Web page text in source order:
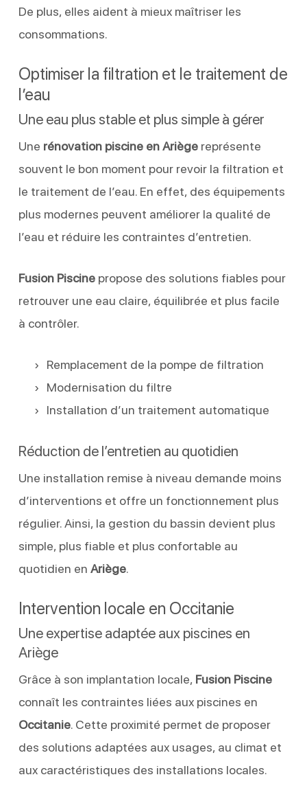
De plus, elles aident à mieux maîtriser les
consommations.
Optimiser la filtration et le traitement de
l’eau
Une eau plus stable et plus simple à gérer
Une rénovation piscine en Ariègereprésente
souvent le bon moment pour revoir la filtration et
le traitement de l’eau. En effet, des équipements
plus modernes peuvent améliorer la qualité de
l’eau et réduire les contraintes d’entretien.
Fusion Piscinepropose des solutions fiables pour
retrouver une eau claire, équilibrée et plus facile
à contrôler.
Remplacement de la pompe de filtration
Modernisation du filtre
Installation d’un traitement automatique
Réduction de l’entretien au quotidien
Une installation remise à niveau demande moins
d’interventions et offre un fonctionnement plus
régulier. Ainsi, la gestion du bassin devient plus
simple, plus fiable et plus confortable au
quotidien en Ariège.
Intervention locale en Occitanie
Une expertise adaptée aux piscines en
Ariège
Grâce à son implantation locale, Fusion Piscine
connaît les contraintes liées aux piscines en
Occitanie. Cette proximité permet de proposer
des solutions adaptées aux usages, au climat et
aux caractéristiques des installations locales.